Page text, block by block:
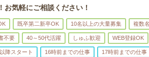
気軽にご相談ください！
既卒第二新卒OK 10名以上の大量募集 複数
不要 40～50代活躍 しゅふ歓迎 WEB登録OK
降スタート 16時前までの仕事 17時前までの仕事